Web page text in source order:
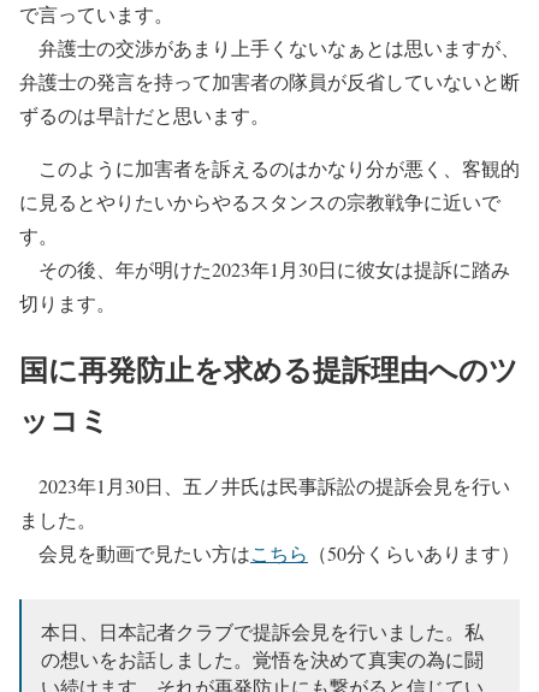
で言っています。
弁護士の交渉があまり上手くないなぁとは思いますが、
弁護士の発言を持って加害者の隊員が反省していないと断
ずるのは早計だと思います。
このように加害者を訴えるのはかなり分が悪く、客観的
に見るとやりたいからやるスタンスの宗教戦争に近いで
す。
その後、年が明けた2023年1月30日に彼女は提訴に踏み
切ります。
国に再発防止を求める提訴理由へのツ
ッコミ
2023年1月30日、五ノ井氏は民事訴訟の提訴会見を行い
ました。
会見を動画で見たい方はこちら （50分くらいあります）
本日、日本記者クラブで提訴会見を行いました。私
の想いをお話しました。覚悟を決めて真実の為に闘
い続けます。それが再発防止にも繋がると信じてい